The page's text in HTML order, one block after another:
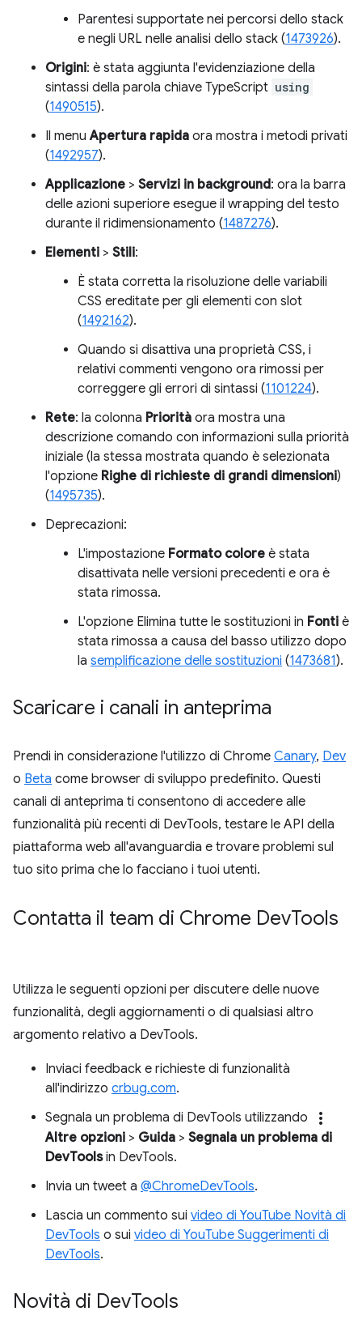
Parentesi supportate nei percorsi dello stack
e negli URL nelle analisi dello stack (1473926).
Origini: è stata aggiunta l'evidenziazione della
sintassi della parola chiave TypeScript using
(1490515).
Il menuApertura rapida ora mostra i metodi privati
(1492957).
Applicazione > Servizi in background: ora la barra
delle azioni superiore esegue il wrapping del testo
durante il ridimensionamento (1487276).
Elementi > Stili:
È stata corretta la risoluzione delle variabili
CSS ereditate per gli elementi con slot
(1492162).
Quando si disattiva una proprietà CSS, i
relativi commenti vengono ora rimossi per
correggere gli errori di sintassi (1101224).
Rete: la colonna Priorità ora mostra una
descrizione comando con informazioni sulla priorità
iniziale (la stessa mostrata quando è selezionata
l'opzione Righe di richieste di grandi dimensioni)
(1495735).
Deprecazioni:
L'impostazione Formato colore è stata
disattivata nelle versioni precedenti e ora è
stata rimossa.
L'opzione Elimina tutte le sostituzioni in Fonti è
stata rimossa a causa del basso utilizzo dopo
la semplificazione delle sostituzioni (1473681).
Scaricare i canali in anteprima
Prendi in considerazione l'utilizzo di Chrome Canary, Dev
o Beta come browser di sviluppo predefinito. Questi
canali di anteprima ti consentono di accedere alle
funzionalità più recenti di DevTools, testare le API della
piattaforma web all'avanguardia e trovare problemi sul
tuo sito prima che lo facciano i tuoi utenti.
Contatta il team di Chrome DevTools
Utilizza le seguenti opzioni per discutere delle nuove
funzionalità, degli aggiornamenti o di qualsiasi altro
argomento relativo a DevTools.
Inviaci feedback e richieste di funzionalità
all'indirizzo crbug.com.
Segnala un problema di DevTools utilizzando
more_vert
Altre opzioni > Guida > Segnala un problema di
DevToolsin DevTools.
Invia un tweet a @ChromeDevTools.
Lascia un commento sui video di YouTube Novità di
DevTools o sui video di YouTube Suggerimenti di
DevTools.
Novità di DevTools